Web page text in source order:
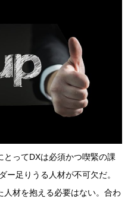
ってDXは必須かつ喫緊の課
ー足りうる人材が不可欠だ。
人材を抱える必要はない。合わ